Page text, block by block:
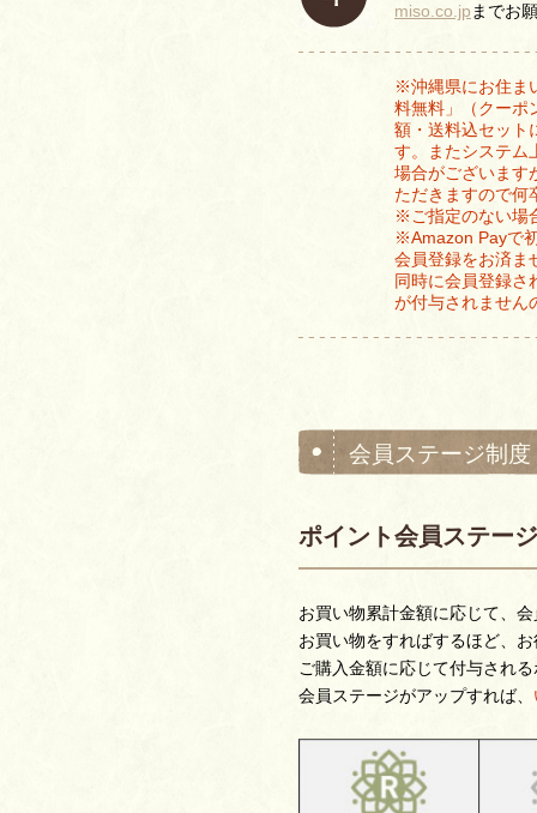
miso.co.jp までお
※沖縄県にお住ま
料無料」（クーポ
額・送料込セット
す。またシステム
場合がございます
ただきますので何
※ご指定のない場
※Amazon Payで
会員登録をお済ま
同時に会員登録さ
が付与されません
会員ステージ制度
ポイント会員ステー
お買い物累計金額に応じて、
お買い物をすればするほど、
ご購入金額に応じて付与され
会員ステージがアップすれば、